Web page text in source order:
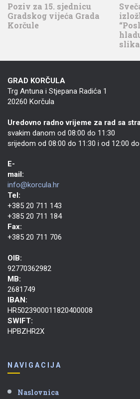
Poziv za 15. sjednicu
Gradskog vijeća Grada
Korčule
GRAD KORČULA
Trg Antuna i Stjepana Radića 1
20260 Korčula
Uredovno radno vrijeme za rad sa
svakim danom od 08:00 do 11:30
srijedom od 08:00 do 11:30 i od 12:00
E-
mail:
info@korcula.hr
Tel:
+385 20 711 143
+385 20 711 184
Fax:
+385 20 711 706
OIB:
92770362982
MB:
2681749
IBAN:
HR5023900011820400008
SWIFT:
HPBZHR2X
NAVIGACIJA
Naslovnica